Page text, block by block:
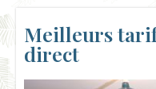
Meilleurs
direct